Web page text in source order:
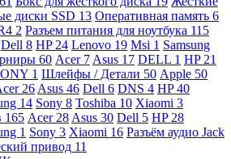
диски SSD 13 Оперативная память 6
2 Разъем питания для ноутбука 115
Dell 8 HP 24 Lenovo 19 Msi 1 Samsung
60 Acer 7 Asus 17 DELL 1 HP 21
1 Шлейфы / Детали 50 Apple 50
26 Asus 46 Dell 6 DNS 4 HP40
14 Sony 8 Toshiba 10 Xiaomi 3
165 Acer 28 Asus 30 Dell 5 HP 28
1 Sony 3 Xiaomi 16 Разъём аудио Jack
привод 11